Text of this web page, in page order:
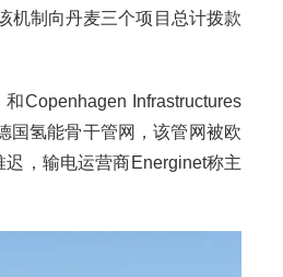
制向丹麦三个项目总计拨款
Copenhagen Infrastructures
国氢能骨干管网，该管网被欧
，输电运营商Energinet称主